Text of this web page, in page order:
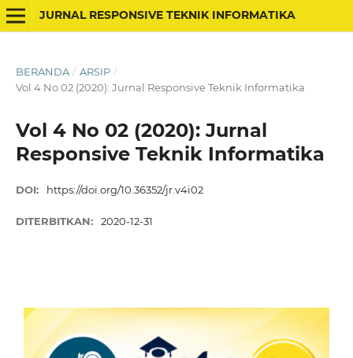
JURNAL RESPONSIVE TEKNIK INFORMATIKA
BERANDA / ARSIP /
Vol 4 No 02 (2020): Jurnal Responsive Teknik Informatika
Vol 4 No 02 (2020): Jurnal
Responsive Teknik Informatika
DOI: https://doi.org/10.36352/jr.v4i02
DITERBITKAN: 2020-12-31